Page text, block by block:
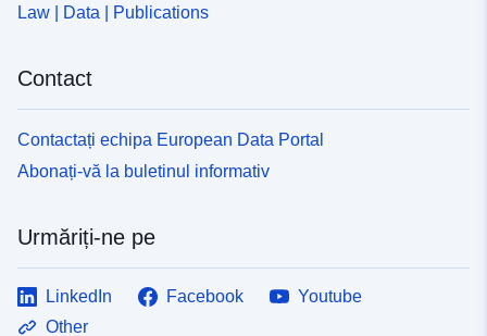
Law | Data | Publications
Contact
Contactați echipa European Data Portal
Abonați-vă la buletinul informativ
Urmăriți-ne pe
LinkedIn Facebook
Youtube
Other